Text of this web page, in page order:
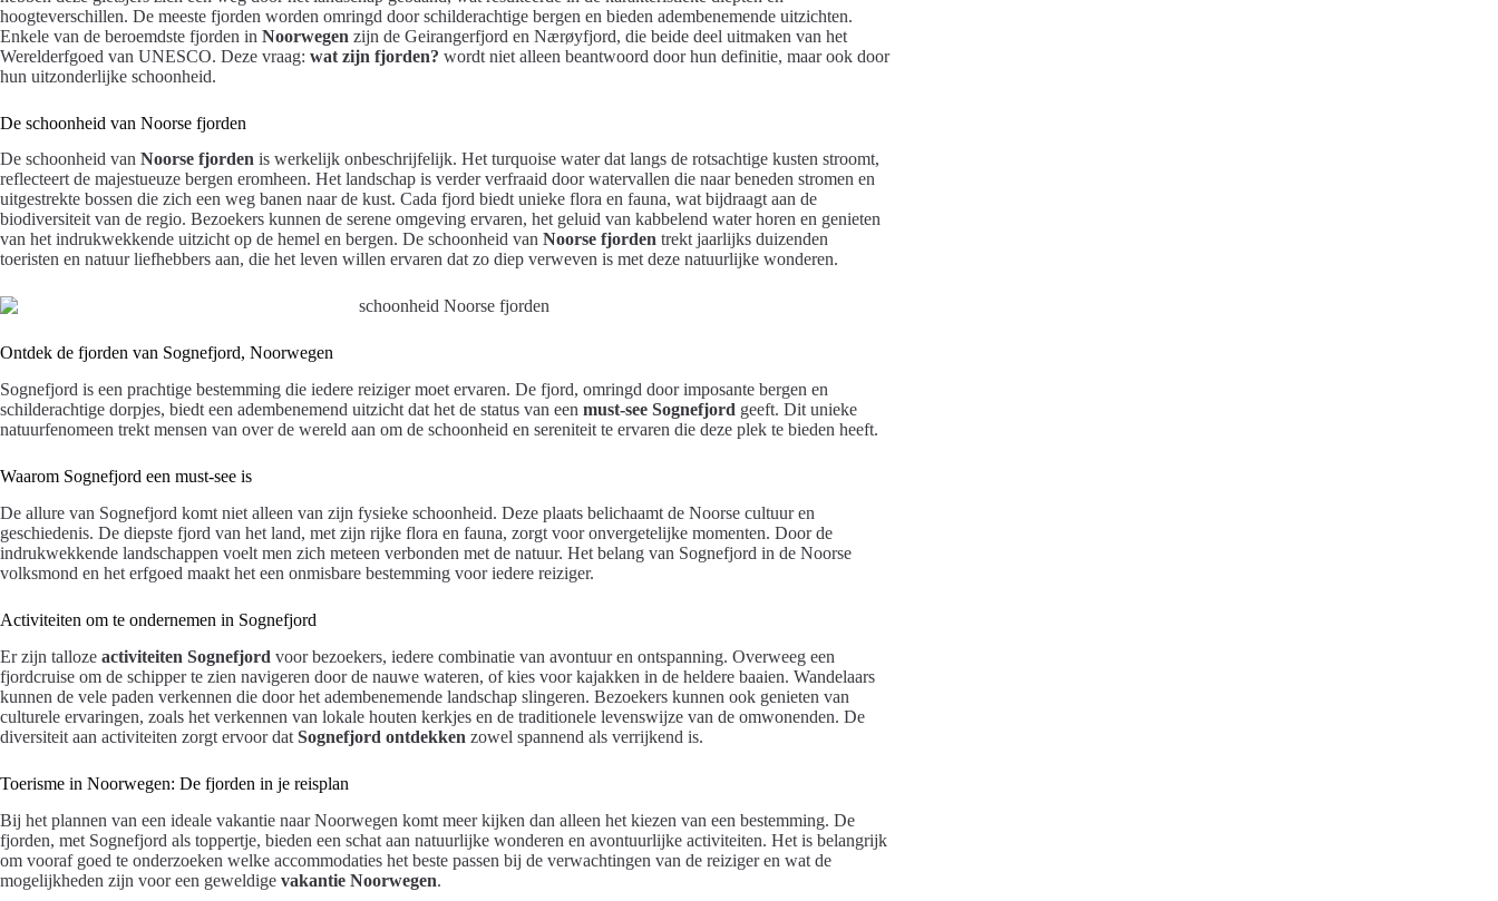
hoogteverschillen. De meeste fjorden worden omringd door schilderachtige bergen en bieden adembenemende uitzichten.
Enkele van de beroemdste fjorden in Noorwegen zijn de Geirangerfjord en Nærøyfjord, die beide deel uitmaken van het
Werelderfgoed van UNESCO. Deze vraag: wat zijn fjorden? wordt niet alleen beantwoord door hun definitie, maar ook door
hun uitzonderlijke schoonheid.
De schoonheid van Noorse fjorden
De schoonheid van Noorse fjorden is werkelijk onbeschrijfelijk. Het turquoise water dat langs de rotsachtige kusten stroomt,
reflecteert de majestueuze bergen eromheen. Het landschap is verder verfraaid door watervallen die naar beneden stromen en
uitgestrekte bossen die zich een weg banen naar de kust. Cada fjord biedt unieke flora en fauna, wat bijdraagt aan de
biodiversiteit van de regio. Bezoekers kunnen de serene omgeving ervaren, het geluid van kabbelend water horen en genieten
van het indrukwekkende uitzicht op de hemel en bergen. De schoonheid van Noorse fjorden trekt jaarlijks duizenden
toeristen en natuur liefhebbers aan, die het leven willen ervaren dat zo diep verweven is met deze natuurlijke wonderen.
Ontdek de fjorden van Sognefjord, Noorwegen
Sognefjord is een prachtige bestemming die iedere reiziger moet ervaren. De fjord, omringd door imposante bergen en
schilderachtige dorpjes, biedt een adembenemend uitzicht dat het de status van een must-see Sognefjord geeft. Dit unieke
natuurfenomeen trekt mensen van over de wereld aan om de schoonheid en sereniteit te ervaren die deze plek te bieden heeft.
Waarom Sognefjord een must-see is
De allure van Sognefjord komt niet alleen van zijn fysieke schoonheid. Deze plaats belichaamt de Noorse cultuur en
geschiedenis. De diepste fjord van het land, met zijn rijke flora en fauna, zorgt voor onvergetelijke momenten. Door de
indrukwekkende landschappen voelt men zich meteen verbonden met de natuur. Het belang van Sognefjord in de Noorse
volksmond en het erfgoed maakt het een onmisbare bestemming voor iedere reiziger.
Activiteiten om te ondernemen in Sognefjord
Er zijn talloze activiteiten Sognefjord voor bezoekers, iedere combinatie van avontuur en ontspanning. Overweeg een
fjordcruise om de schipper te zien navigeren door de nauwe wateren, of kies voor kajakken in de heldere baaien. Wandelaars
kunnen de vele paden verkennen die door het adembenemende landschap slingeren. Bezoekers kunnen ook genieten van
culturele ervaringen, zoals het verkennen van lokale houten kerkjes en de traditionele levenswijze van de omwonenden. De
diversiteit aan activiteiten zorgt ervoor dat Sognefjord ontdekken zowel spannend als verrijkend is.
Toerisme in Noorwegen: De fjorden in je reisplan
Bij het plannen van een ideale vakantie naar Noorwegen komt meer kijken dan alleen het kiezen van een bestemming. De
fjorden, met Sognefjord als toppertje, bieden een schat aan natuurlijke wonderen en avontuurlijke activiteiten. Het is belangrijk
om vooraf goed te onderzoeken welke accommodaties het beste passen bij de verwachtingen van de reiziger en wat de
mogelijkheden zijn voor een geweldige vakantie Noorwegen.